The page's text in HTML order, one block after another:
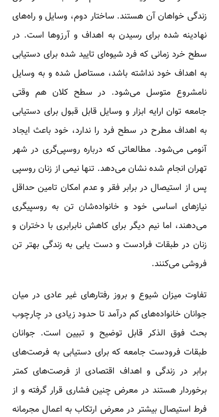
زندگی خواهان آن هستند. ساختار دوم، وسایل و راه‌های
نهادینه شده برای رسیدن به اهداف و آرزوها است. در
سطح خرد زمانی که فرد شیوه‌ای تایید شده برای دستیابی
به اهداف خود نداشته باشد، مستاصل شده و به وسایل
نامشروع متوسل می‌شود. در سطح کلان هم وقتی
جامعه توان ارایه ابزار و وسایل قابل قبول برای دستیابی
به اهداف مطرح در سطح فرد را ندارد، خود باعث ایجاد
آنومی می‌شود. مطالعاتی که درباره روسپی‌گری در شهر
تهران انجام شده نشان می‌دهد. تنها نیمی از زنان روسپی
پس از استیصال در برابر فقر و عدم امکان تامین حداقل
نیازهای اساسی خود و خانواده‌شان تن به روسپیگری
می‌دهند، اما نیم دیگر برای کاهش نابرابری با دختران و
زنان در طبقات فرادست و دست یابی به زندگی بهتر تن
فروشی می‌کنند.
تفاوت میزان شیوع و بروز رفتارهای غیر عادی در میان
جوانان خانواده‌های کم درآمد تا حدود زیادی در چارچوب
بحث فوق الذکر قابل توضیح و تبیین است. جوانان
طبقات فرودست جامعه که برای دستیابی به فرصت‌های
برابر در زندگی و اهداف اقتصادی از فرصت‌های کمتر
برخوردار هستند در معرض چنین فشاری قرار گرفته و از
فرط استیصال بیشتر در معرض ارتکاب به اعمال مجرمانه